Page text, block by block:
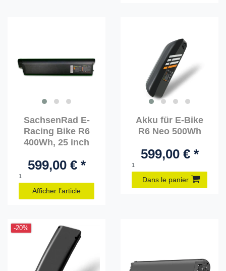
SachsenRad E-
Racing Bike R6
400Wh, 25 inch
599,00 € *
1
Afficher l’article
Akku für E-Bike
R6 Neo 500Wh
599,00 € *
1
Dans le panier
-20%